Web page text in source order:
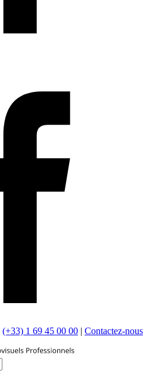
(+33) 1 69 45 00 00 | Contactez-nous